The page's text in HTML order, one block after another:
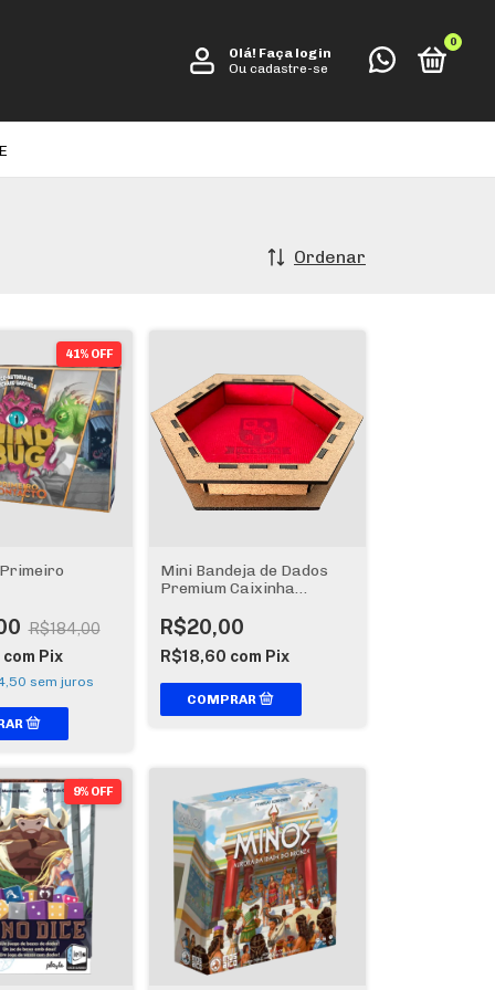
Olá! Faça login
Ou cadastre-se
0
Ordenar
41% OFF
R$184,00
com Pix
sem juros
Mini Bandeja de Dados
Premium Caixinha
R$20,00
R$18,60 com Pix
9% OFF